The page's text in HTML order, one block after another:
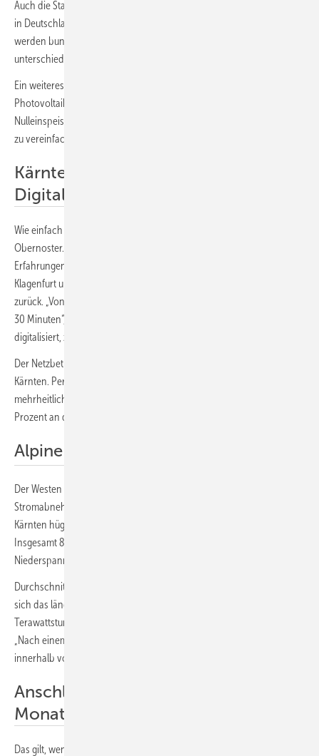
Auch die Standardisierung der Parametrierung aller Transformatoren
in Deutschland würde den Netzanschluss wirksam erleichtern. Bisher
werden bundesweit rund 300 Parameter an den Trafos eingestellt,
unterschiedlich je nach Netzbetreiber.
Ein weiteres Hemmnis ist die vorgeschriebene Abregelungstechnik für
Photovoltaikanlagen, auch wenn sie über einen Stromspeicher die
Nulleinspeisung garantieren. Das verteuert die Anlage, statt die Sache
zu vereinfachen.
Kärnten als Vorreiter in der
Digitalisierung
Wie einfach der Netzanschluss funktionieren kann, erläutert Gerald
Obernoster. Er leitet das Netzmanagement bei , seit drei Jahrzehnten
Erfahrungen, leitet das Netzmanagement beim Netzbetreiber
Klagenfurt und blickt auf drei Jahrzehnte Erfahrung mit Stromnetzen
zurück. „Von der Anfrage bis zum Angebotsversand dauert es bei uns
30 Minuten“, erzählt er. „Wir haben den Prozess weitgehend
digitalisiert, zumindest für Netzanschlussleistungen bis 30 Kilowatt.“
Der Netzbetreiber gehört mehrheitlich RWE und dem Bundesland
Kärnten. Per Gesetz muss die Energiewirtschaft in Österreich
mehrheitlich in öffentlicher Hand sein, deshalb hält das Land 51
Prozent an dem Netzbetreiber.
Alpine und ländliche Netzstruktur
Der Westen von Kärnten ist alpin strukturiert. Die Siedlungen und
Stromabnehmer konzentrieren sich in den Alpentälern. Im Osten ist
Kärnten hügelig und stark zersiedelt, mit weiten Netzmaschen.
Insgesamt 8.000 Trafos (Ortsnetze) und mehr als 9.000 Kilometer
Niederspannungsnetze werden vom Netzbetreiber verwaltet.
Durchschnittlich hängen 40 Zählpunkte an einem Trafo, daran bildet
sich das ländlich sehr verteilte Netz ab. „Bisher haben wir zwei
Terawattstunden Sonnenstrom integriert“, analysiert Obernoster.
„Nach einem neuen Landesgesetz vom August 2022 müssen Anlagen
innerhalb von zwölf Monaten angeschlossen werden.“
Anschluss innerhalb von zwölf
Monaten
Das gilt, wenn der Anschluss die Erweiterung und Anpassung der